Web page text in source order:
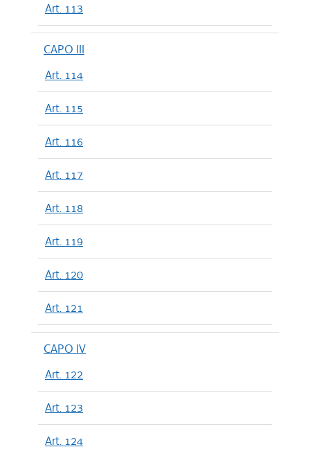
Art. 113
CAPO III
Art. 114
Art. 115
Art. 116
Art. 117
Art. 118
Art. 119
Art. 120
Art. 121
CAPO IV
Art. 122
Art. 123
Art. 124